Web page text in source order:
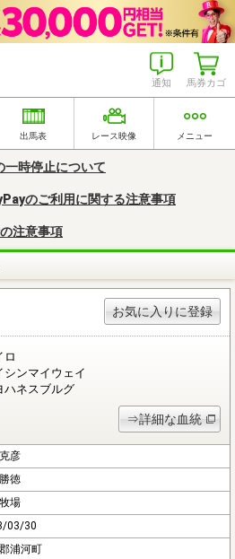
馬券カゴ
通知
出馬表 レース映像 メニュー
一時停止について
のご利用に関する注意事項
注意事項
お気に入りに登録
ロ
シンマイウェイ
ハネスブルグ
⇒詳細な血統
彦
徳
場
03/30
浦河町